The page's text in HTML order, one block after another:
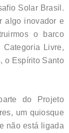
Solar Brasil.
algo inovador e
o barco
Livre,
o Espírito Santo
do Projeto
um quiosque
não está ligada